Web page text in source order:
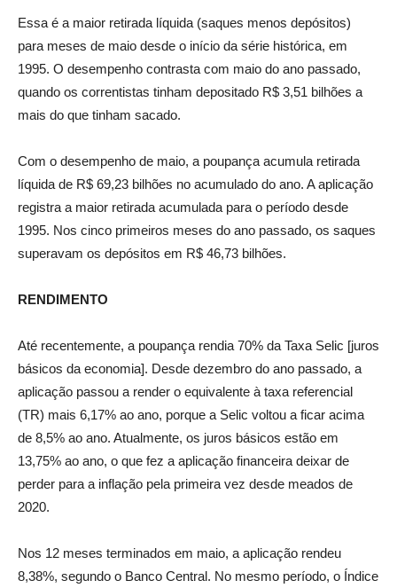
Essa é a maior retirada líquida (saques menos depósitos)
para meses de maio desde o início da série histórica, em
1995. O desempenho contrasta com maio do ano passado,
quando os correntistas tinham depositado R$ 3,51 bilhões a
mais do que tinham sacado.
Com o desempenho de maio, a poupança acumula retirada
líquida de R$ 69,23 bilhões no acumulado do ano. A aplicação
registra a maior retirada acumulada para o período desde
1995. Nos cinco primeiros meses do ano passado, os saques
superavam os depósitos em R$ 46,73 bilhões.
RENDIMENTO
Até recentemente, a poupança rendia 70% da Taxa Selic [juros
básicos da economia]. Desde dezembro do ano passado, a
aplicação passou a render o equivalente à taxa referencial
(TR) mais 6,17% ao ano, porque a Selic voltou a ficar acima
de 8,5% ao ano. Atualmente, os juros básicos estão em
13,75% ao ano, o que fez a aplicação financeira deixar de
perder para a inflação pela primeira vez desde meados de
2020.
Nos 12 meses terminados em maio, a aplicação rendeu
8,38%, segundo o Banco Central. No mesmo período, o Índice